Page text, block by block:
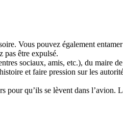
Vous pouvez également
pas être expulsé.
sociaux, amis, etc.), du maire
et faire pression sur les
qu’ils se lèvent dans